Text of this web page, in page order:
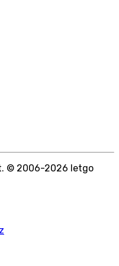
© 2006-2026 letgo